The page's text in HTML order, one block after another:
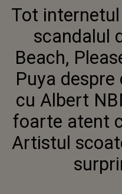
Tot
scandalul
Beach,
Puya
cu Albert
foarte atent
Artistul